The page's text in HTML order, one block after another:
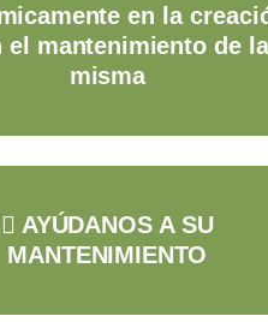
en la
el mantenimiento de la
misma
AYÚDANOS A SU
MANTENIMIENTO